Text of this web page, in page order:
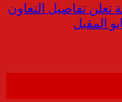
تعلن تفاصيل التعاون
المقبل